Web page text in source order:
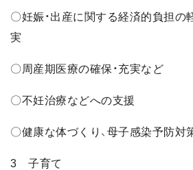
〇妊娠・出産に関する経済的負担の
実
〇周産期医療の確保・充実など
〇不妊治療などへの支援
〇健康な体づくり、母子感染予防対
3 子育て